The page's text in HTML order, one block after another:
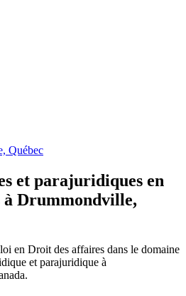
Québec
et parajuridiques en
Drummondville,
en Droit des affaires dans le domaine
et parajuridique à